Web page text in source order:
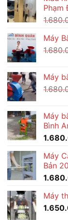
Phạm
Máy
Máy
Máy
Bình
Máy
Bản
Máy